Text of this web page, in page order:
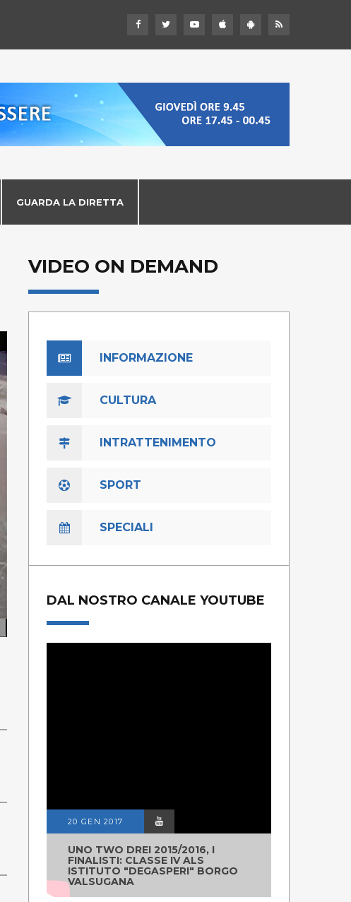
GUARDA LA DIRETTA
VIDEO ON DEMAND
INFORMAZIONE
CULTURA
INTRATTENIMENTO
SPORT
SPECIALI
DAL NOSTRO CANALE YOUTUBE
20 GEN 2017
UNO TWO DREI 2015/2016, I
FINALISTI: CLASSE IV ALS
ISTITUTO "DEGASPERI" BORGO
VALSUGANA